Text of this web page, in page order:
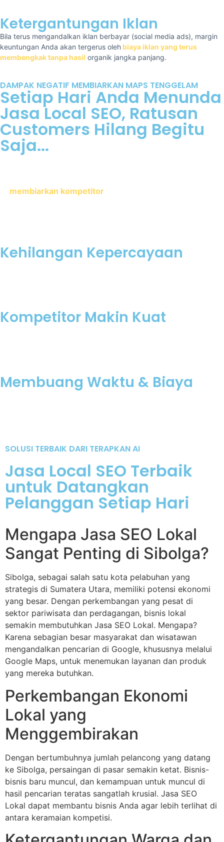
Ketergantungan Iklan
Bila terus mengandalkan iklan berbayar (social media ads), margin
keuntungan Anda akan tergerus oleh biaya iklan yang terus
membengkak tanpa hasil organik jangka panjang.
DAMPAK NEGATIF MEMBIARKAN MAPS TENGGELAM
Setiap Hari Anda Menunda
Jasa Local SEO, Ratusan
Customers Hilang Begitu
Saja...
membiarkan kompetitormenimbun ulasan positif dan
Kehilangan Kepercayaan
Kompetitor Makin Kuat
Membuang Waktu & Biaya
SOLUSI TERBAIK DARI TERAPKAN AI
Jasa Local SEO Terbaik
untuk Datangkan
Pelanggan Setiap Hari
Mengapa Jasa SEO Lokal
Sangat Penting di Sibolga?
Sibolga, sebagai salah satu kota pelabuhan yang
strategis di Sumatera Utara, memiliki potensi ekonomi
yang besar. Dengan perkembangan yang pesat di
sektor pariwisata dan perdagangan, bisnis lokal
semakin membutuhkan Jasa SEO Lokal. Mengapa?
Karena sebagian besar masyarakat dan wisatawan
mengandalkan pencarian di Google, khususnya melalui
Google Maps, untuk menemukan layanan dan produk
yang mereka butuhkan.
Perkembangan Ekonomi
Lokal yang
Menggembirakan
Dengan bertumbuhnya jumlah pelancong yang datang
ke Sibolga, persaingan di pasar semakin ketat. Bisnis-
bisnis baru muncul, dan kemampuan untuk muncul di
hasil pencarian teratas sangatlah krusial. Jasa SEO
Lokal dapat membantu bisnis Anda agar lebih terlihat di
antara keramaian kompetisi.